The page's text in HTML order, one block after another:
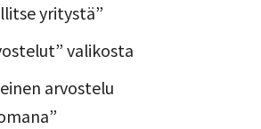
yritystä”
valikosta
arvostelu